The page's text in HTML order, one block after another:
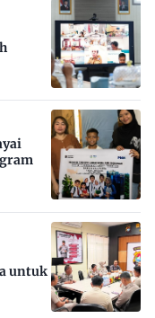
untuk